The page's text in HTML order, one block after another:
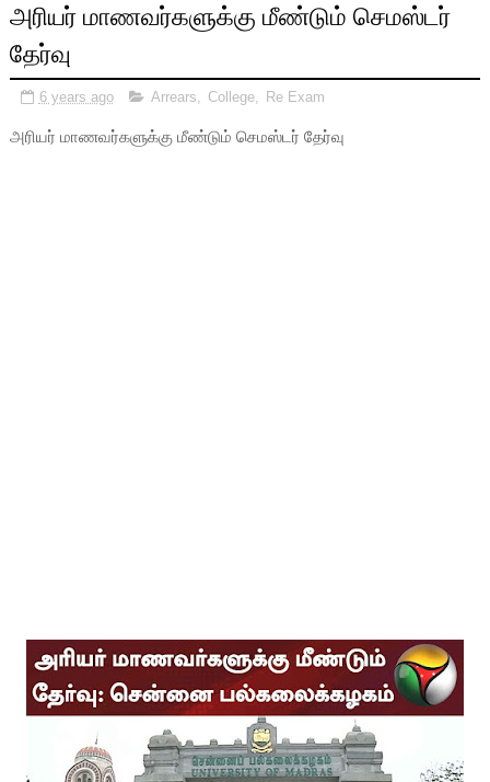
அரியர் மாணவர்களுக்கு மீண்டும் செமஸ்டர்
தேர்வு
6 years ago Arrears College, Re Exam
அரியர் மாணவர்களுக்கு மீண்டும் செமஸ்டர் தேர்வு